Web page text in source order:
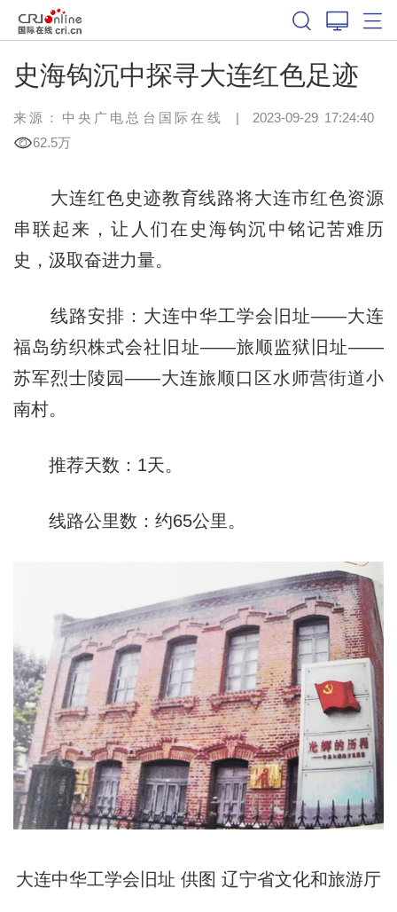
史海钩沉中探寻大连红色足迹
来源：中央广电总台国际在线 | 2023-09-29 17:24:40
62.5万
大连红色史迹教育线路将大连市红色资源
串联起来，让人们在史海钩沉中铭记苦难历
史，汲取奋进力量。
线路安排：大连中华工学会旧址——大连
福岛纺织株式会社旧址——旅顺监狱旧址——
苏军烈士陵园——大连旅顺口区水师营街道小
南村。
推荐天数：1天。
线路公里数：约65公里。
大连中华工学会旧址 供图 辽宁省文化和旅游厅